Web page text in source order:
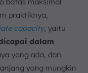
praktiknya,
capacity, yaitu
dalam
yang ada, dan
yang mungkin